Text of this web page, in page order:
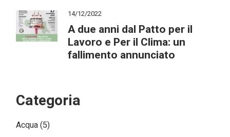
14/12/2022
A due anni dal Patto per il
Lavoro e Per il Clima: un
fallimento annunciato
Categoria
Acqua(5)